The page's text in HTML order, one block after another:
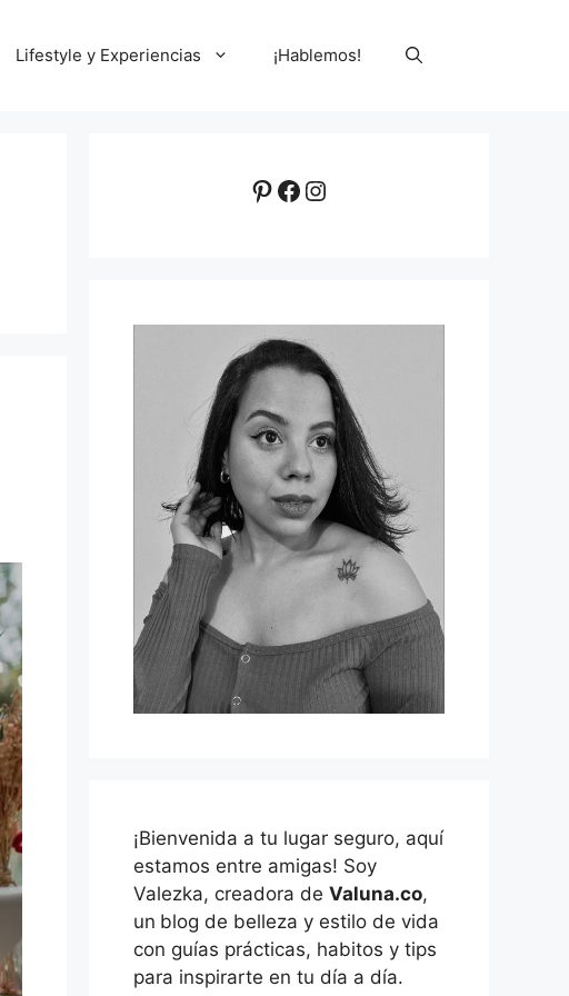
Lifestyle y Experiencias ¡Hablemos!
Pinterest
Facebook
Instagram
¡Bienvenida a tu lugar seguro, aquí
estamos entre amigas! Soy
Valezka, creadora de Valuna.co,
un blog de belleza y estilo de vida
con guías prácticas, habitos y tips
para inspirarte en tu día a día.